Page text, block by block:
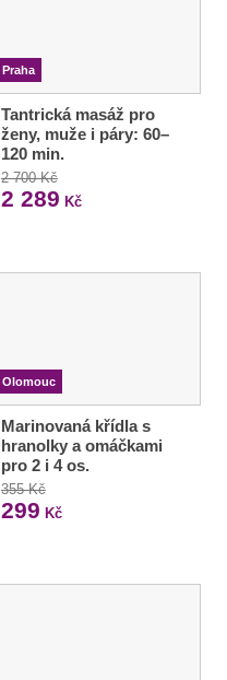
Praha
Tantrická masáž pro
ženy, muže i páry: 60–
120 min.
2 700 Kč
2 289 Kč
Olomouc
Marinovaná křídla s
hranolky a omáčkami
pro 2 i 4 os.
355 Kč
299 Kč